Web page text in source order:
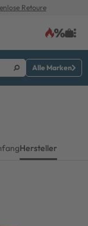
Retoure
Alle Marken
Hersteller